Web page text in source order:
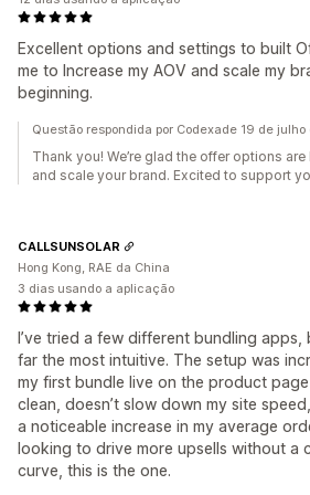
Excellent options and settings to built
me to Increase my AOV and scale my
beginning.
Questão respondida por Codexade 19 de
Thank you! We’re glad the offer options
and scale your brand. Excited to support
I’ve tried a few different bundling
far the most intuitive. The setup was
my first bundle live on the product page
clean, doesn’t slow down my site
a noticeable increase in my average
looking to drive more upsells without a
curve, this is the one.
CALLSUNSOLAR
Hong Kong, RAE da China
3 dias usando a aplicação